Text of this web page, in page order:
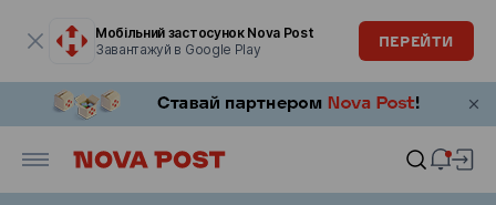
Мобільний застосунок Nova Post
Завантажуй в Google Play
ПЕРЕЙТИ